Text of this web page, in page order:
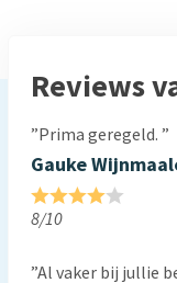
Reviews
”Prima geregeld. ”
Gauke
8/10
”Al vaker bij jullie